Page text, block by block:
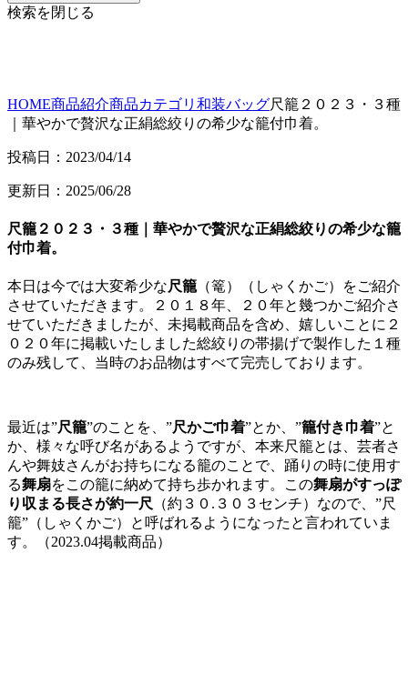
検索を閉じる
HOME商品紹介商品カテゴリ 和装バッグ尺籠２０２３・３種
｜華やかで贅沢な正絹総絞りの希少な籠付巾着。
投稿日：2023/04/14
更新日：2025/06/28
尺籠２０２３・３種｜華やかで贅沢な正絹総絞りの希少な籠
付巾着。
本日は今では大変希少な尺籠（篭）（しゃくかご）をご紹介
させていただきます。２０１８年、２０年と幾つかご紹介さ
せていただきましたが、未掲載商品を含め、嬉しいことに２
０２０年に掲載いたしました総絞りの帯揚げで製作した１種
のみ残して、当時のお品物はすべて完売しております。
最近は”尺籠”のことを、”尺かご巾着”とか、”籠付き巾着”と
か、様々な呼び名があるようですが、本来尺籠とは、芸者さ
んや舞妓さんがお持ちになる籠のことで、踊りの時に使用す
る舞扇をこの籠に納めて持ち歩かれます。この舞扇がすっぽ
り収まる長さが約一尺 （約３０.３０３センチ）なので、”尺
籠”（しゃくかご）と呼ばれるようになったと言われていま
す。（2023.04掲載商品）